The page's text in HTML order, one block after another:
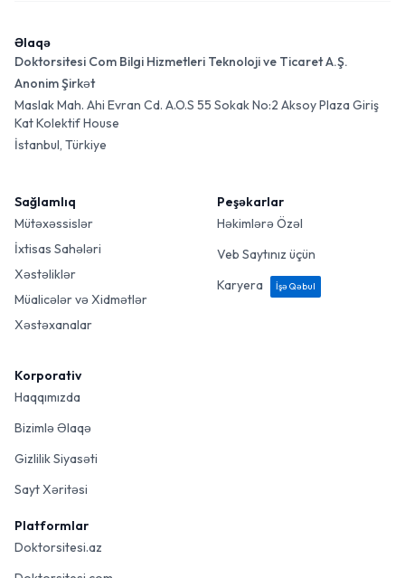
Əlaqə
Doktorsitesi Com Bilgi Hizmetleri Teknoloji ve Ticaret A.Ş.
Anonim Şirkət
Maslak Mah. Ahi Evran Cd. A.O.S 55 Sokak No:2 Aksoy Plaza Giriş
Kat Kolektif House
İstanbul, Türkiye
Sağlamlıq
Mütəxəssislər
İxtisas Sahələri
Xəstəliklər
Müalicələr və Xidmətlər
Xəstəxanalar
Peşəkarlar
Həkimlərə Özəl
Veb Saytınız üçün
Karyera
İşə Qəbul
Korporativ
Haqqımızda
Bizimlə Əlaqə
Gizlilik Siyasəti
Sayt Xəritəsi
Platformlar
Doktorsitesi.az